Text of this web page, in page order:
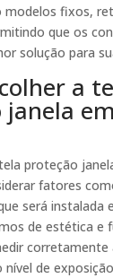
modelos fixos,
que os
solução para
a
proteção
fatores
será instalada
de estética e
corretamente
nível de